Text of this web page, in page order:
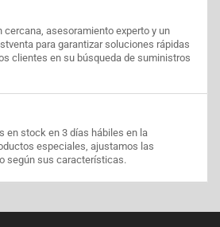
asesoramiento experto y un
para garantizar soluciones rápidas
clientes en su búsqueda de suministros
en stock en 3 días hábiles en la
especiales, ajustamos las
según sus características.